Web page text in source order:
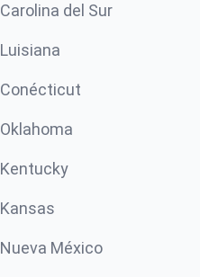
Carolina del Sur
Luisiana
Conécticut
Oklahoma
Kentucky
Kansas
Nueva México